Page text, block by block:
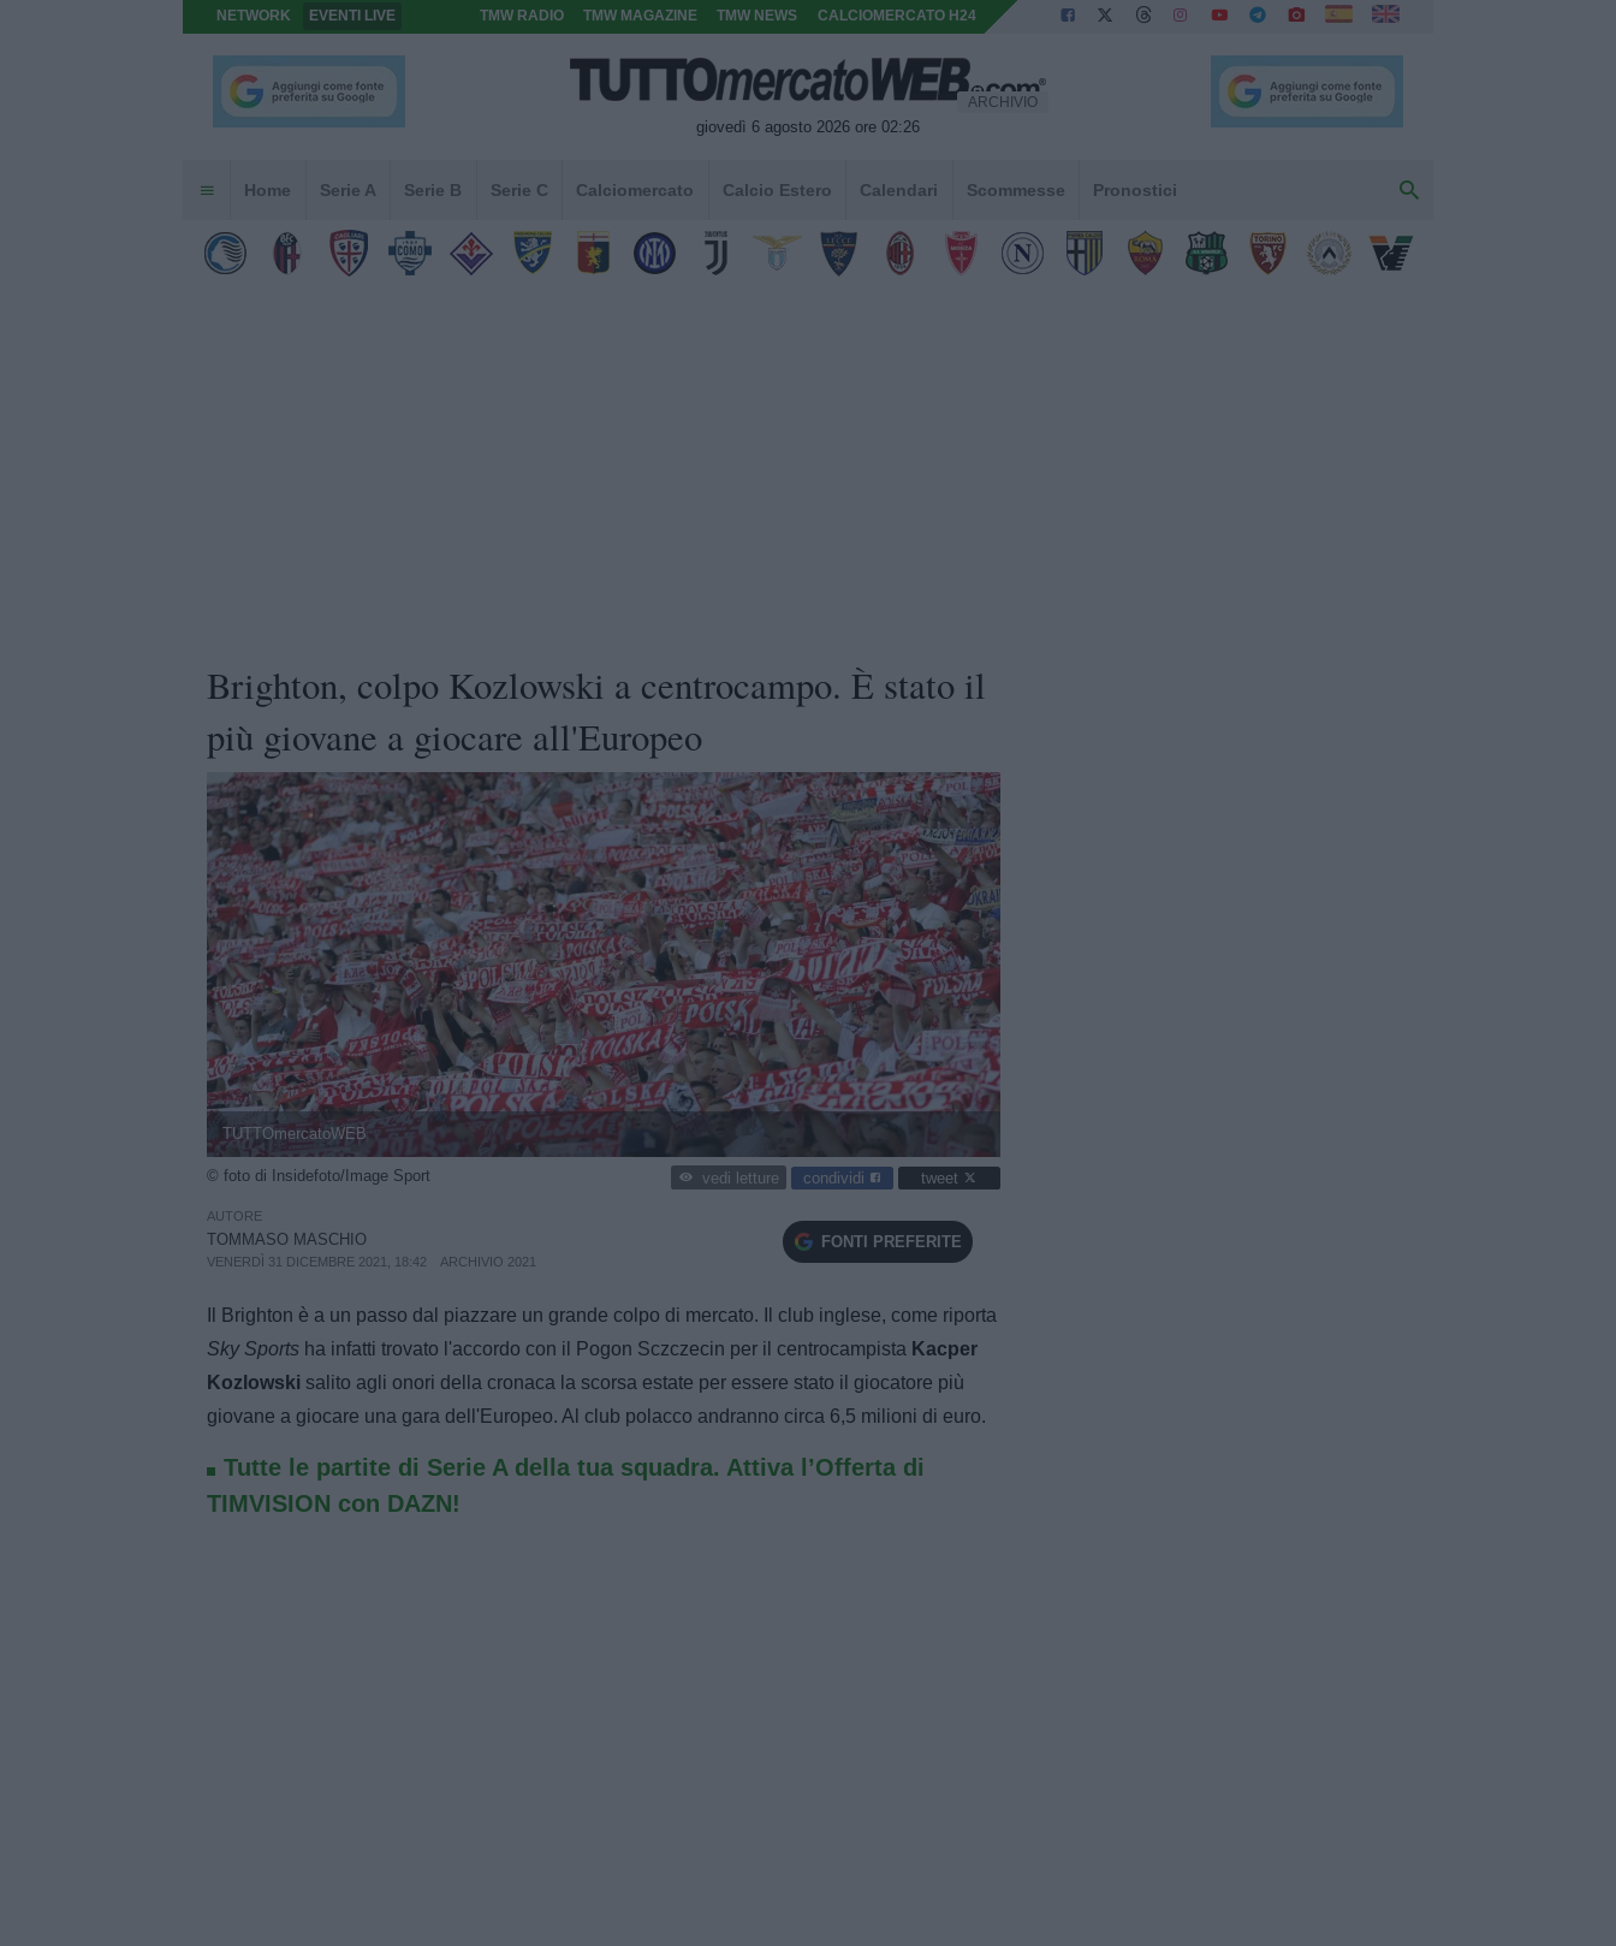
NETWORK EVENTI LIVE TMW RADIO TMW MAGAZINE TMW NEWS CALCIOMERCATO H24
giovedì 6 agosto 2026 ore 02:26
ARCHIVIO
Home Serie A Serie B Serie C Calciomercato Calcio Estero Calendari Scommesse Pronostici
Brighton, colpo Kozlowski a centrocampo. È stato il
più giovane a giocare all'Europeo
TUTTOmercatoWEB
© foto di Insidefoto/Image Sport vedi letture condividi tweet
AUTORE
TOMMASO MASCHIO
VENERDÌ 31 DICEMBRE 2021, 18:42 ARCHIVIO 2021
FONTI PREFERITE
Il Brighton è a un passo dal piazzare un grande colpo di mercato. Il club inglese, come riporta
Sky Sports ha infatti trovato l'accordo con il Pogon Sczczecin per il centrocampista Kacper
Kozlowski salito agli onori della cronaca la scorsa estate per essere stato il giocatore più
giovane a giocare una gara dell'Europeo. Al club polacco andranno circa 6,5 milioni di euro.
Tutte le partite di Serie A della tua squadra. Attiva l’Offerta di
TIMVISION con DAZN!